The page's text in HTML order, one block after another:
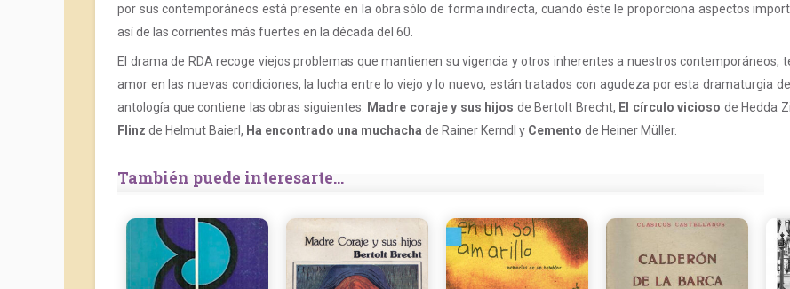
por sus contemporáneos está presente en la obra sólo de forma indirecta, cuando éste le proporciona aspectos
así de las corrientes más fuertes en la década del 60.
El drama de RDA recoge viejos problemas que mantienen su vigencia y otros inherentes a nuestros contemporáneos,
amor en las nuevas condiciones, la lucha entre lo viejo y lo nuevo, están tratados con agudeza por esta dramaturgia
antología que contiene las obras siguientes: Madre coraje y sus hijos de Bertolt Brecht, El círculo vicioso de Hedda
Flinz de Helmut Baierl, Ha encontrado una muchacha de Rainer Kerndl y Cemento de Heiner Müller.
También puede interesarte...